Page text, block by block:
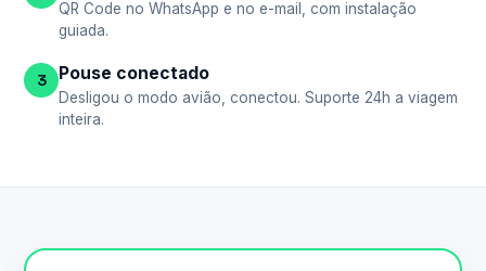
QR Code no WhatsApp e no e-mail, com instalação
guiada.
3 Pouse conectado
Desligou o modo avião, conectou. Suporte 24h a viagem
inteira.